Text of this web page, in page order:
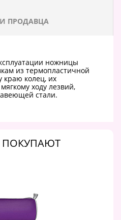
ПРОДАВЦА
ножницы
из термопластичной
краю колец, их
ходу лезвий,
стали.
ПОКУПАЮТ